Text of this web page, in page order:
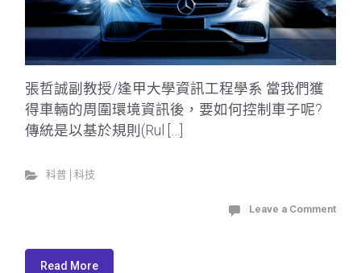
張哲誠副教授/逢甲大學資訊工程學系 當我們獲
得車輛的周圍環境資訊後，要如何控制車子呢?
傳統是以基於規則(Rul […]
科普│科技
Leave a Comment
Read More